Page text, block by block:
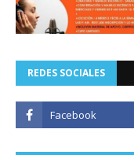
REDES SOCIALES